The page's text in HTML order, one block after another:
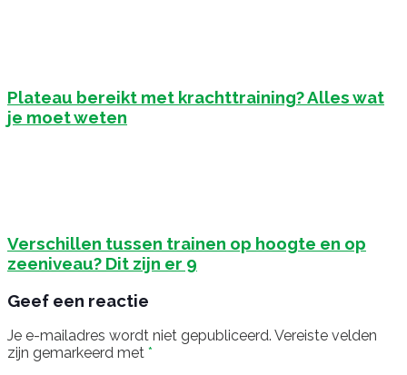
Plateau bereikt met krachttraining? Alles wat
je moet weten
Verschillen tussen trainen op hoogte en op
zeeniveau? Dit zijn er 9
Geef een reactie
Je e-mailadres wordt niet gepubliceerd. Vereiste velden
zijn gemarkeerd met *